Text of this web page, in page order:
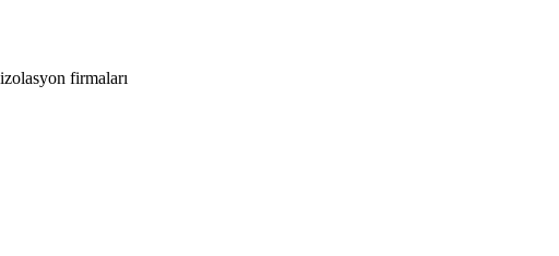
firmaları